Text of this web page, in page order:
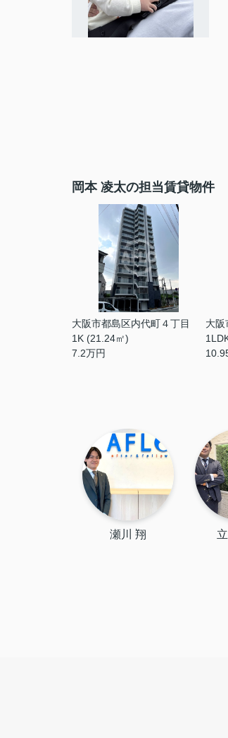
岡本 凌太の担当賃貸物件
大阪市都島区内代町４丁目
1K (21.24㎡)
7.2万円
大阪
瀬川 翔